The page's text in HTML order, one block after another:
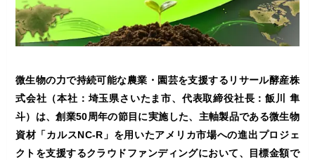
微生物の力で持続可能な農業・園芸を支援するリサール酵産株
式会社（本社：埼玉県さいたま市、代表取締役社長：飯川 隼
斗）は、創業50周年の節目に実施した、主軸製品である微生物
資材「カルスNC-R」を用いたアメリカ市場への進出プロジェ
クトを支援するクラウドファンディングにおいて、目標金額で